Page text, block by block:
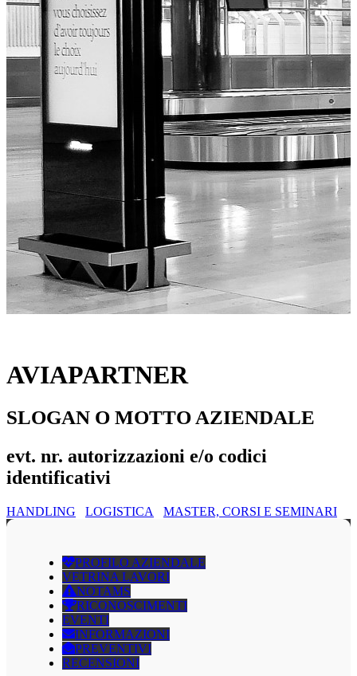
AVIAPARTNER
SLOGAN O MOTTO AZIENDALE
evt. nr. autorizzazioni e/o codici
identificativi
HANDLING LOGISTICA MASTER, CORSI E SEMINARI
PROFILO AZIENDALE
VETRINA LAVORI
NOTAMS
RICONOSCIMENTI
EVENTI
INFORMAZIONI
PREVENTIVI
RECENSIONI